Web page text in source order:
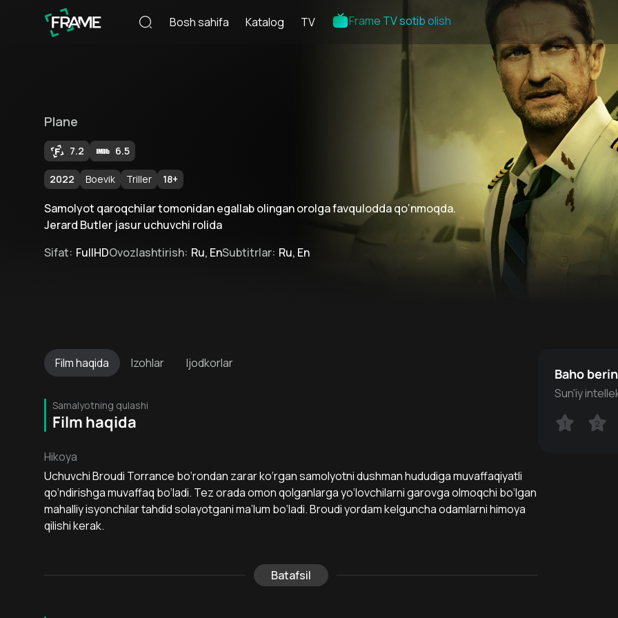
Bosh sahifa Katalog TV Frame TV sotib olish
Plane
7.2 6.5
2022 Boevik Triller 18+
Samolyot qaroqchilar tomonidan egallab olingan orolga favqulodda qo‘nmoqda.
Jerard Butler jasur uchuvchi rolida
Sifat: FullHDOvozlashtirish: Ru, EnSubtitrlar: Ru, En
Filmhaqida Izohlar Ijodkorlar
Samalyotning qulashi
Film haqida
Hikoya
Uchuvchi Broudi Torrance bo‘rondan zarar ko‘rgan samolyotni dushman hududiga muvaffaqiyatli
qo‘ndirishga muvaffaq bo‘ladi. Tez orada omon qolganlarga yo‘lovchilarni garovga olmoqchi bo‘lgan
mahalliy isyonchilar tahdid solayotgani ma’lum bo‘ladi. Broudi yordam kelguncha odamlarni himoya
qilishi kerak.
Batafsil
Baho
Sun'iy
1 2
1 2